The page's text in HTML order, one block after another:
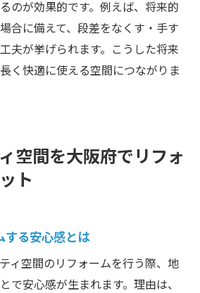
のが効果的です。例えば、将来的
合に備えて、段差をなくす・手す
夫が挙げられます。こうした将来
く快適に使える空間につながりま
空間を大阪府でリフォ
ト
する安心感とは
ィ空間のリフォームを行う際、地
で安心感が生まれます。理由は、